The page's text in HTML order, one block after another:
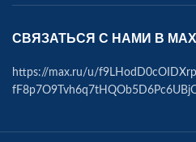
СВЯЗАТЬСЯ С НАМИ В МАХ
https://max.ru/u/